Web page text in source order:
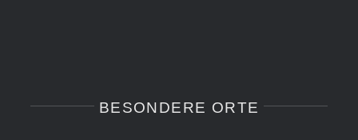
BESONDERE ORTE